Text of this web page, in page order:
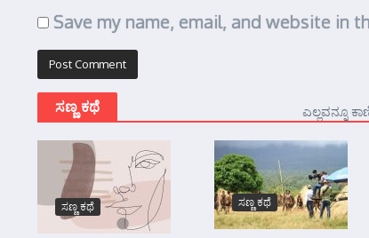
Save my name, email, and website in
ಸಣ್ಣ ಕಥೆ ಎಲ್ಲವನ್ನೂ
ಸಣ್ಣ ಕಥೆ ಸಣ್ಣ ಕಥೆ